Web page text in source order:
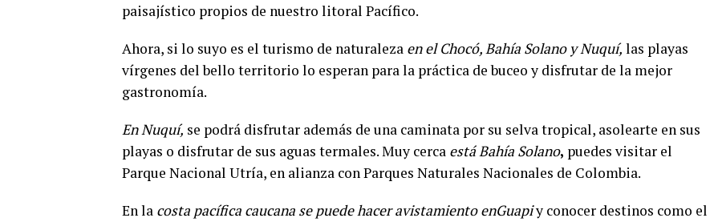
paisajístico propios de nuestro litoral Pacífico.
Ahora, si lo suyo es el turismo de naturaleza en el Chocó, Bahía Solano y Nuquí, las playas
vírgenes del bello territorio lo esperan para la práctica de buceo y disfrutar de la mejor
gastronomía.
En Nuquí, se podrá disfrutar además de una caminata por su selva tropical, asolearte en sus
playas o disfrutar de sus aguas termales. Muy cerca está Bahía Solano, puedes visitar el
Parque Nacional Utría, en alianza con Parques Naturales Nacionales de Colombia.
En la costa pacífica caucana se puede hacer avistamiento enGuapiy conocer destinos como el